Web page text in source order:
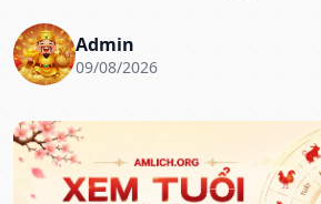
Admin
09/08/2026